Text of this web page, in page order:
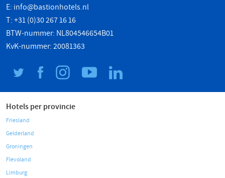
E: info@bastionhotels.nl
T: +31 (0)30 267 16 16
BTW-nummer: NL804546654B01
KvK-nummer: 20081363
Hotels per provincie
Friesland
Gelderland
Groningen
Flevoland
Limburg